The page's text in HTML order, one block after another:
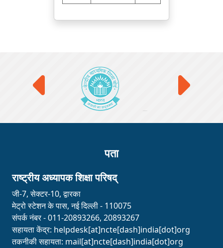
पता
राष्ट्रीय अध्यापक शिक्षा परिषद्
जी-7, सेक्टर-10, द्वारका
मेट्रो स्टेशन के पास, नई दिल्ली - 110075
संपर्क नंबर - 011-20893266, 20893267
सहायता केंद्र: helpdesk[at]ncte[dash]india[dot]org
तकनीकी सहायता: mail[at]ncte[dash]india[dot]org